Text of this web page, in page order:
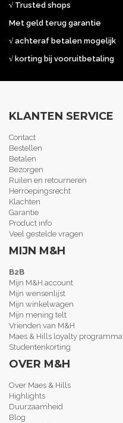
√ Trusted shops
Met geld terug garantie
√ achteraf betalen mogelijk
√ korting bij vooruitbetaling
KLANTEN SERVICE
Contact
Bestellen
Betalen
Bezorgen
Ruilen en retourneren
Herroepingsrecht
Klachten
Garantie
Product info
Veel gestelde vragen
MIJN M&H
B2B
Mijn M&H account
Mijn wensenlijst
Mijn winkelwagen
Mijn mening telt
Vrienden van M&H
Maes & Hills loyalty programma
Studentenkorting
OVER M&H
Over Maes & Hills
Highlights
Duurzaamheid
Blog